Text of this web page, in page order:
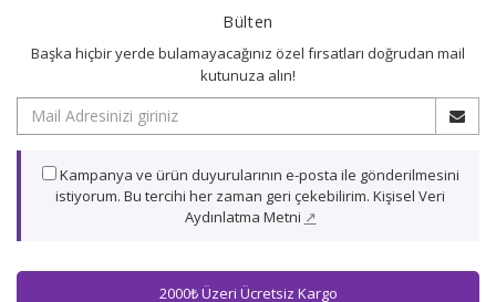
Bülten
Başka hiçbir yerde bulamayacağınız özel fırsatları doğrudan mail
kutunuza alın!
Kampanya ve ürün duyurularının e-posta ile gönderilmesini
istiyorum. Bu tercihi her zaman geri çekebilirim. Kişisel Veri
Aydınlatma Metni ↗
2000₺ Üzeri Ücretsiz Kargo